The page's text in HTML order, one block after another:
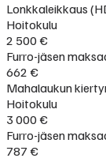
Lonkkaleikkaus
Hoitokulu
2 500 €
Furro-jäsen
662 €
Mahalaukun
Hoitokulu
3 000 €
Furro-jäsen
787 €